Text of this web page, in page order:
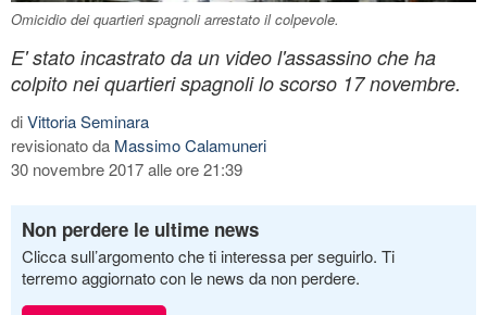
Omicidio dei quartieri spagnoli arrestato il colpevole.
E' stato incastrato da un video l'assassino che ha
colpito nei quartieri spagnoli lo scorso 17 novembre.
diVittoria Seminara
revisionato da Massimo Calamuneri
30 novembre 2017 alle ore 21:39
Non perdere le ultime news
Clicca sull’argomento che ti interessa per seguirlo. Ti
terremo aggiornato con le news da non perdere.